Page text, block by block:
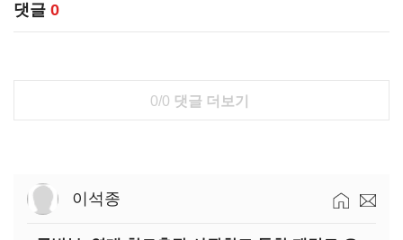
댓글 0
0/0 댓글 더보기
이석종